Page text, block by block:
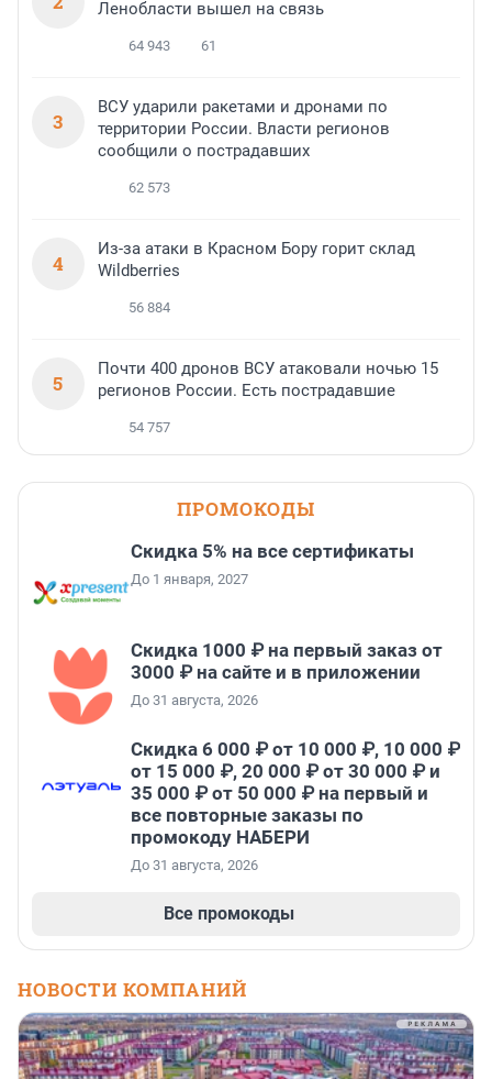
Ленобласти вышел на связь
64 943 61
3
ВСУ ударили ракетами и дронами по
территории России. Власти регионов
сообщили о пострадавших
62 573
4
Из-за атаки в Красном Бору горит склад
Wildberries
56 884
5
Почти 400 дронов ВСУ атаковали ночью 15
регионов России. Есть пострадавшие
54 757
ПРОМОКОДЫ
Скидка 5% на все сертификаты
До 1 января, 2027
Скидка 1000 ₽ на первый заказ от
3000 ₽ на сайте и в приложении
До 31 августа, 2026
Скидка 6 000 ₽ от 10 000 ₽, 10 000 ₽
от 15 000 ₽, 20 000 ₽ от 30 000 ₽ и
35 000 ₽ от 50 000 ₽ на первый и
все повторные заказы по
промокоду НАБЕРИ
До 31 августа, 2026
Все промокоды
НОВОСТИ КОМПАНИЙ